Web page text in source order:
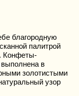
благородную
палитрой
Конфеты-
в
золотистыми
узор